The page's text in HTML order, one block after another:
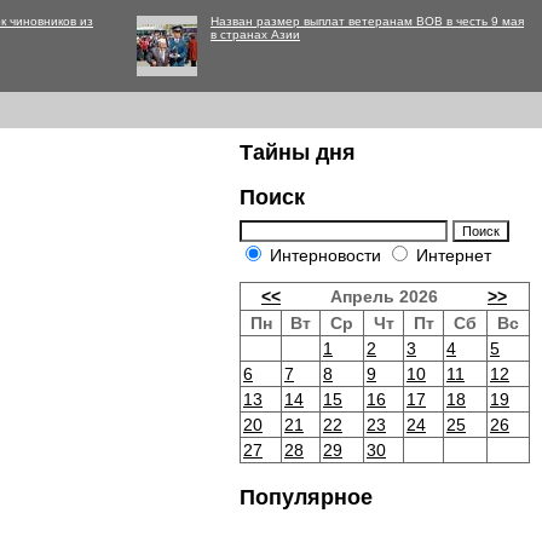
чиновников из
Назван размер выплат ветеранам ВОВ в честь 9 мая
в странах Азии
Тайны дня
Поиск
Интерновости Интернет
<< Апрель 2026
>>
Пн
Вт Ср Чт Пт Сб
Вс
1
2 3 4
5
6
7 8 9 10 11
12
13
14 15 16 17 18
19
20
21 22 23 24 25
26
27
28 29 30
Популярное